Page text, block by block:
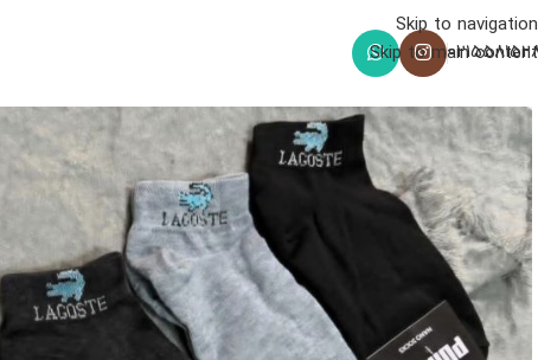
Skip to navigation
Skip to main content